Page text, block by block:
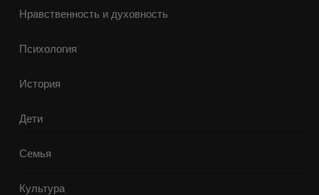
Нравственность и духовность
Психология
История
Дети
Семья
Культура